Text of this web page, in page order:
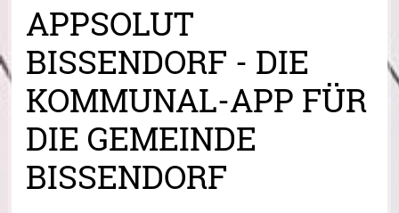
APPSOLUT
BISSENDORF - DIE
KOMMUNAL-APP FÜR
DIE GEMEINDE
BISSENDORF